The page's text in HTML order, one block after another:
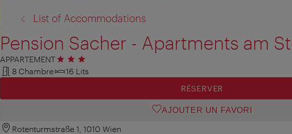
List of Accommodations
Pension Sacher - Apartments am
APPARTEMENT3 étoiles
8 Chambre
16 Lits
RÉSERVER
AJOUTER UN FAVORI
Rotenturmstraße 1, 1010 Wien